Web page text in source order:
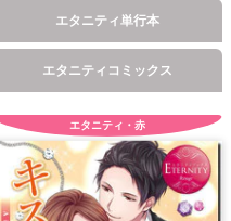
エタニティ単行本
エタニティコミックス
エタニティ・赤